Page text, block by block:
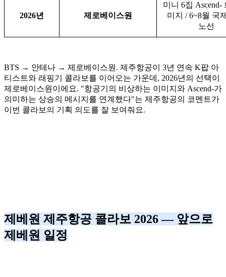
2026년 제로베이스원
미니 6집 Ascend-
미지 / 6~8월 국
노선
BTS → 안테나 → 제로베이스원. 제주항공이 3년 연속 K팝 아
티스트와 래핑기 콜라보를 이어오는 가운데, 2026년의 선택이
제로베이스원이에요. "항공기의 비상하는 이미지와 Ascend-가
의미하는 상승의 메시지를 연계했다"는 제주항공의 코멘트가
이번 콜라보의 기획 의도를 잘 보여줘요.
제베원 제주항공 콜라보 2026 — 앞으로
제베원 일정